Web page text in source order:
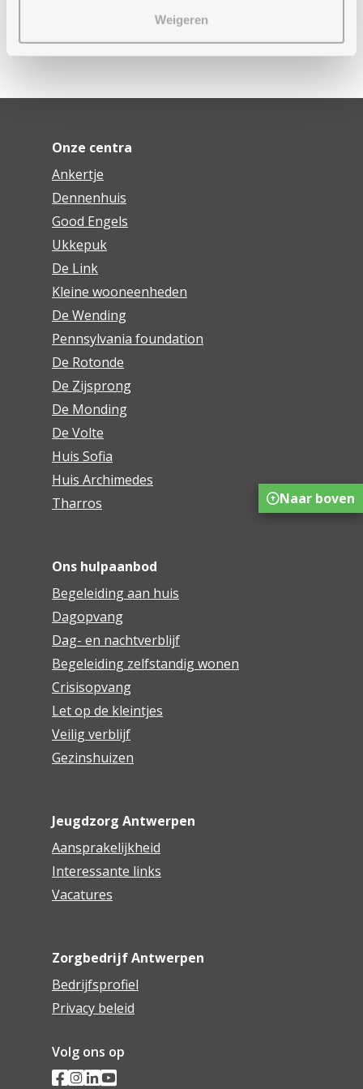
Weigeren
mogelijk welke organisatie de begeleiding kan
Onze centra
Ankertje
Dennenhuis
Good Engels
Ukkepuk
De Link
Kleine wooneenheden
De Wending
Pennsylvania foundation
De Rotonde
De Zijsprong
De Monding
De Volte
Huis Sofia
Huis Archimedes
Tharros
Ons hulpaanbod
Begeleiding aan huis
Dagopvang
Dag- en nachtverblijf
Begeleiding zelfstandig wonen
Crisisopvang
Let op de kleintjes
Veilig verblijf
Gezinshuizen
Jeugdzorg Antwerpen
Aansprakelijkheid
Interessante links
Vacatures
Zorgbedrijf Antwerpen
Bedrijfsprofiel
Privacy beleid
Volg ons op
Naar boven